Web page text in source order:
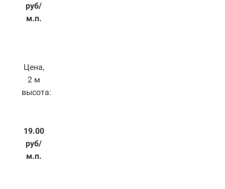
руб/
м.п.
Цена,
2 м
высота:
19.00
руб/
м.п.